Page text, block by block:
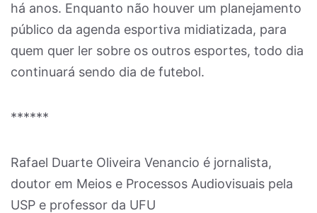
há anos. Enquanto não houver um planejamento
público da agenda esportiva midiatizada, para
quem quer ler sobre os outros esportes, todo dia
continuará sendo dia de futebol.
******
Rafael Duarte Oliveira Venancio é jornalista,
doutor em Meios e Processos Audiovisuais pela
USP e professor da UFU